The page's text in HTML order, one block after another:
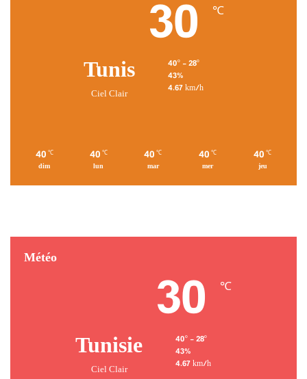
Tunis
Ciel Clair
30 ℃
40º - 28º
43%
4.67 km/h
40 ℃
dim
40 ℃
lun
40 ℃
mar
40 ℃
mer
40 ℃
jeu
Météo
Tunisie
Ciel Clair
30 ℃
40º - 28º
43%
4.67 km/h